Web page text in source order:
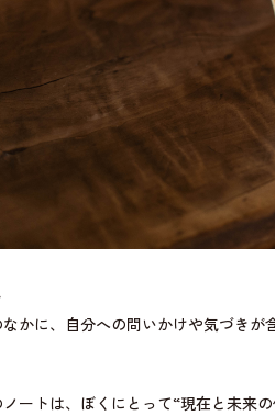
かに、自分への問いかけや気づきが
ートは、ぼくにとって“現在と未来